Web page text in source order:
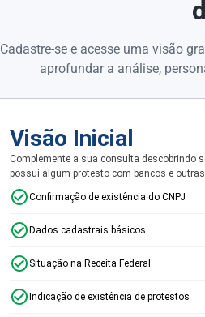
Cadastre-se e acesse uma visão
aprofundar a análise,
Visão Inicial
Complemente a sua consulta descobrindo
possui algum protesto com bancos e outras
Confirmação de existência do CNPJ
Dados cadastrais básicos
Situação na Receita Federal
Indicação de existência de protestos